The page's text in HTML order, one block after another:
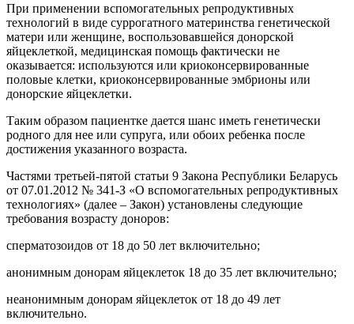
При применении вспомогательных репродуктивных
технологий в виде суррогатного материнства генетической
матери или женщине, воспользовавшейся донорской
яйцеклеткой, медицинская помощь фактически не
оказывается: используются или криоконсервированные
половые клетки, криоконсервированные эмбрионы или
донорские яйцеклетки.
Таким образом пациентке дается шанс иметь генетически
родного для нее или супруга, или обоих ребенка после
достижения указанного возраста.
Частями третьей-пятой статьи 9 Закона Республики Беларусь
от 07.01.2012 № 341-З «О вспомогательных репродуктивных
технологиях» (далее – Закон) установлены следующие
требования возрасту доноров:
сперматозоидов от 18 до 50 лет включительно;
анонимным донорам яйцеклеток 18 до 35 лет включительно;
неанонимным донорам яйцеклеток от 18 до 49 лет
включительно.